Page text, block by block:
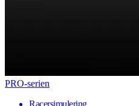
PRO-serien
Racersimulering